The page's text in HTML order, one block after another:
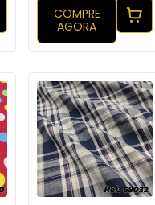
COMPRE
AGORA